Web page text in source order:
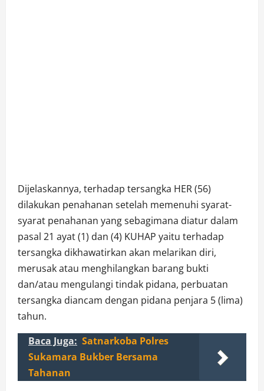
Dijelaskannya, terhadap tersangka HER (56)
dilakukan penahanan setelah memenuhi syarat-
syarat penahanan yang sebagimana diatur dalam
pasal 21 ayat (1) dan (4) KUHAP yaitu terhadap
tersangka dikhawatirkan akan melarikan diri,
merusak atau menghilangkan barang bukti
dan/atau mengulangi tindak pidana, perbuatan
tersangka diancam dengan pidana penjara 5 (lima)
tahun.
Baca Juga: Satnarkoba Polres
Sukamara Bukber Bersama
Tahanan